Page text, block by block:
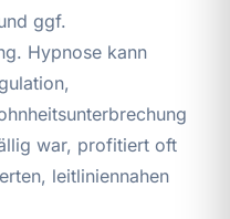
ggf.
Hypnose kann
war, profitiert oft
leitliniennahen